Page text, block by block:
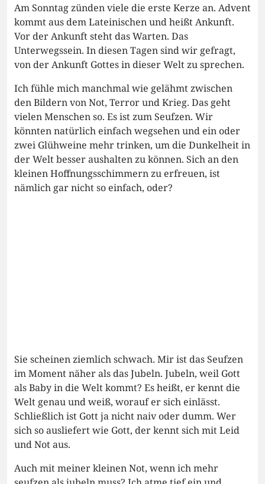
Am Sonntag zünden viele die erste Kerze an. Advent
kommt aus dem Lateinischen und heißt Ankunft.
Vor der Ankunft steht das Warten. Das
Unterwegssein. In diesen Tagen sind wir gefragt,
von der Ankunft Gottes in dieser Welt zu sprechen.
Ich fühle mich manchmal wie gelähmt zwischen
den Bildern von Not, Terror und Krieg. Das geht
vielen Menschen so. Es ist zum Seufzen. Wir
könnten natürlich einfach wegsehen und ein oder
zwei Glühweine mehr trinken, um die Dunkelheit in
der Welt besser aushalten zu können. Sich an den
kleinen Hoffnungsschimmern zu erfreuen, ist
nämlich gar nicht so einfach, oder?
Sie scheinen ziemlich schwach. Mir ist das Seufzen
im Moment näher als das Jubeln. Jubeln, weil Gott
als Baby in die Welt kommt? Es heißt, er kennt die
Welt genau und weiß, worauf er sich einlässt.
Schließlich ist Gott ja nicht naiv oder dumm. Wer
sich so ausliefert wie Gott, der kennt sich mit Leid
und Not aus.
Auch mit meiner kleinen Not, wenn ich mehr